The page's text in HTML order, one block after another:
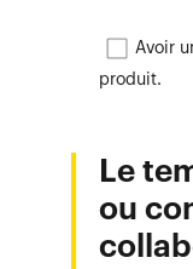
Avoir
produit.
Le
ou